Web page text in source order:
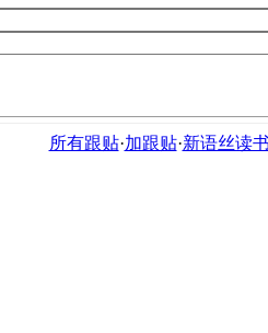
所有跟贴·加跟贴·新语丝读